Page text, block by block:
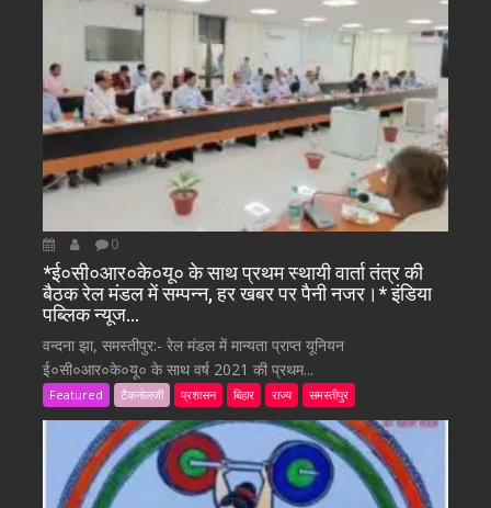
0
*ई०सी०आर०के०यू० के साथ प्रथम स्थायी वार्ता तंत्र की
बैठक रेल मंडल में सम्पन्न, हर खबर पर पैनी नजर।* इंडिया
पब्लिक न्यूज…
वन्दना झा, समस्तीपुर:- रेल मंडल में मान्यता प्राप्त यूनियन
ई०सी०आर०के०यू० के साथ वर्ष 2021 की प्रथम...
Featured टैकनोलजी प्रशासन बिहार राज्य समस्तीपुर